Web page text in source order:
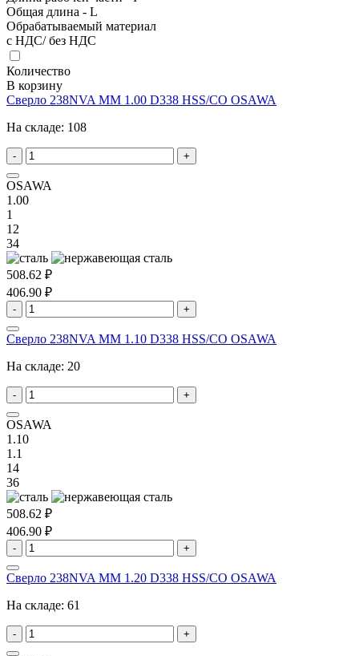
Общая длина - L
Обрабатываемый материал
с НДС/ без НДС
Количество
В корзину
Сверло 238NVA MM 1.00 D338 HSS/CO OSAWA
На складе: 108
- +
OSAWA
1.00
1
12
34
508.62 ₽
406.90 ₽
- +
Сверло 238NVA MM 1.10 D338 HSS/CO OSAWA
На складе: 20
- +
OSAWA
1.10
1.1
14
36
508.62 ₽
406.90 ₽
- +
Сверло 238NVA MM 1.20 D338 HSS/CO OSAWA
На складе: 61
- +